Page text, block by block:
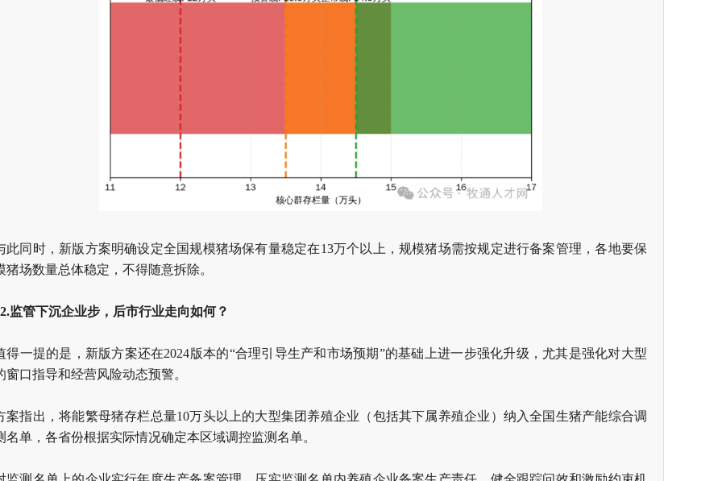
此同时，新版方案明确设定全国规模猪场保有量稳定在13万个以上，规模猪场需按规定进行备案管理，各地要保
猪场数量总体稳定，不得随意拆除。
监管下沉企业步，后市行业走向如何？
得一提的是，新版方案还在2024版本的“合理引导生产和市场预期”的基础上进一步强化升级，尤其是强化对大型
窗口指导和经营风险动态预警。
案指出，将能繁母猪存栏总量10万头以上的大型集团养殖企业（包括其下属养殖企业）纳入全国生猪产能综合调
名单，各省份根据实际情况确定本区域调控监测名单。